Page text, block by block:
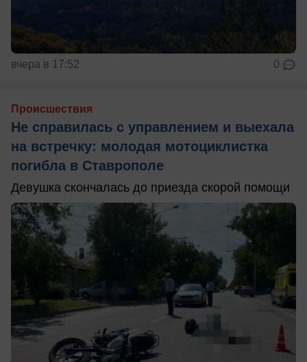
вчера в 17:52 0
Происшествия
Не справилась с управлением и выехала
на встречку: молодая мотоциклистка
погибла в Ставрополе
Девушка скончалась до приезда скорой помощи